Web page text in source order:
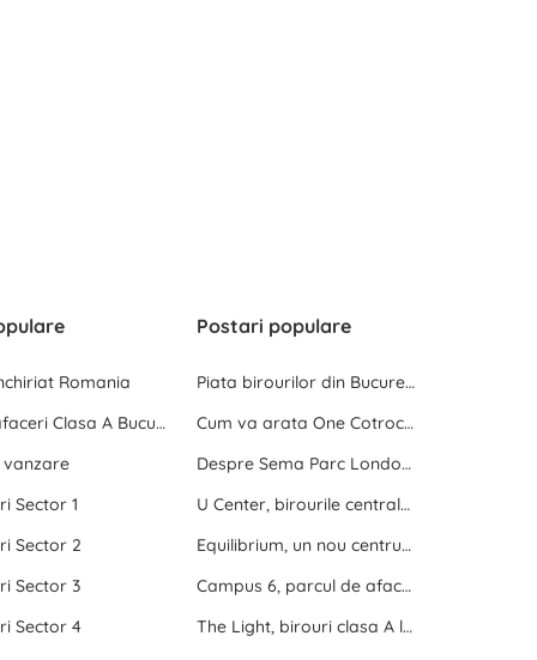
Romania
Centre de afaceri Clasa A Bucuresti
vanzare
Sector 1
Sector 2
Sector 3
Sector 4
Postari populare
Piata birourilor din Bucuresti la inceput de 2025
Cum va arata One Cotroceni Park
Despre Sema Parc London si Sema Parc Oslo
U Center, birourile centrale dintre doua parcuri
Equilibrium, un nou centru de birouri langa Promenada Mall
Campus 6, parcul de afaceri de langa Politehnica Bucuresti
The Light, birouri clasa A langa Politehnica Bucuresti